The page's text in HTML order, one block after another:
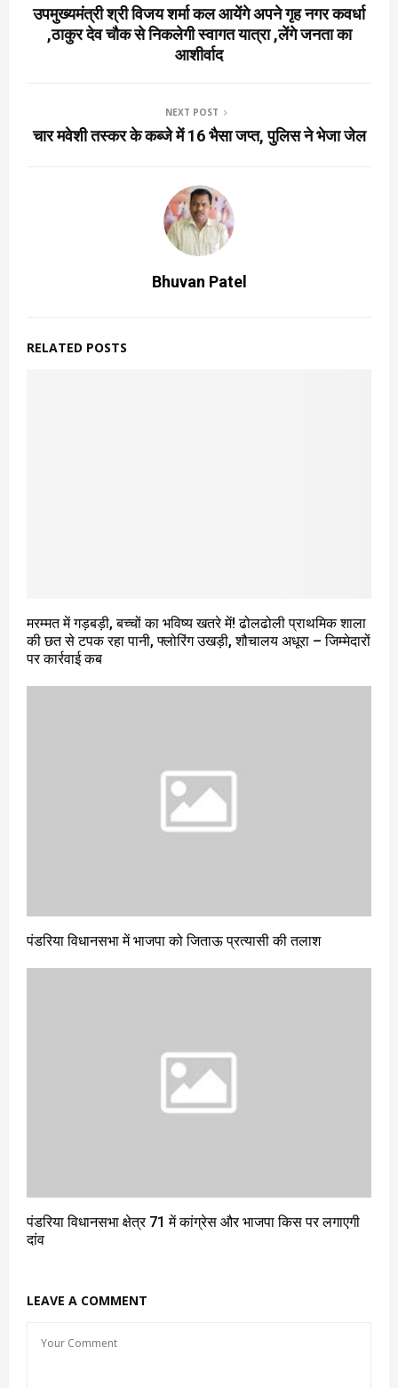
उपमुख्यमंत्री श्री विजय शर्मा कल आयेंगे अपने गृह नगर कवर्धा
,ठाकुर देव चौक से निकलेगी स्वागत यात्रा ,लेंगे जनता का
आशीर्वाद
NEXT POST
चार मवेशी तस्कर के कब्जे में 16 भैसा जप्त, पुलिस ने भेजा जेल
Bhuvan Patel
RELATED POSTS
मरम्मत में गड़बड़ी, बच्चों का भविष्य खतरे में! ढोलढोली प्राथमिक शाला
की छत से टपक रहा पानी, फ्लोरिंग उखड़ी, शौचालय अधूरा – जिम्मेदारों
पर कार्रवाई कब
पंडरिया विधानसभा में भाजपा को जिताऊ प्रत्यासी की तलाश
पंडरिया विधानसभा क्षेत्र 71 में कांग्रेस और भाजपा किस पर लगाएगी
दांव
LEAVE A COMMENT